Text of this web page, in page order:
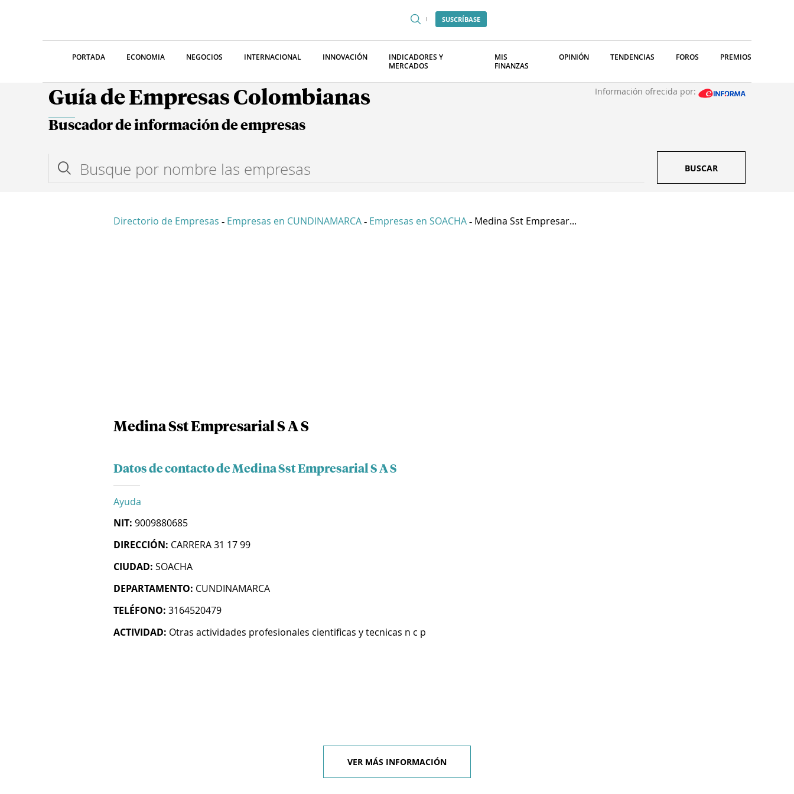
SUSCRÍBASE
PORTADA ECONOMIA NEGOCIOS INTERNACIONAL INNOVACIÓN
INDICADORES Y
MERCADOS
MIS
FINANZAS
OPINIÓN TENDENCIAS FOROS PREMIOS
Guía de Empresas Colombianas Información ofrecida por:
Buscador de información de empresas
BUSCAR
Directorio de Empresas - Empresas en CUNDINAMARCA - Empresas en SOACHA - Medina Sst Empresar...
Medina Sst Empresarial S A S
Datos de contacto de Medina Sst Empresarial S A S
Ayuda
NIT: 9009880685
DIRECCIÓN: CARRERA 31 17 99
CIUDAD: SOACHA
DEPARTAMENTO: CUNDINAMARCA
TELÉFONO: 3164520479
ACTIVIDAD: Otras actividades profesionales cientificas y tecnicas n c p
VER MÁS INFORMACIÓN